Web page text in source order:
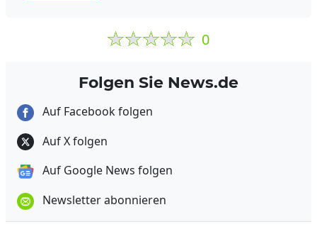
0
Folgen Sie News.de
Auf Facebook folgen
Auf X folgen
Auf Google News folgen
Newsletter abonnieren